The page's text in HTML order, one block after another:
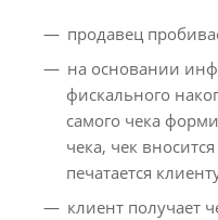
продавец
на основании
фискального
самого чека
чека, чек
печатается
клиент получает